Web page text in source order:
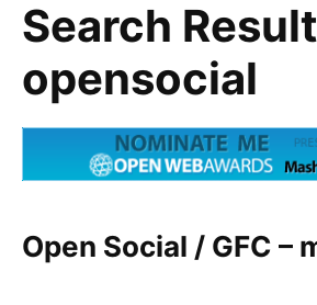
Search
opensocial
Open Social / GFC –